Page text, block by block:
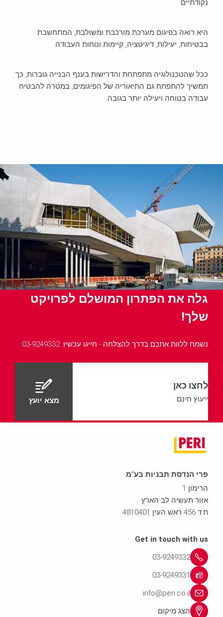
נקודתיים.
היא רואה בפיגום מערכת מורכבת ומשולבת, המתחשבת
בבטיחות, יעילות, דיגיטציה, קיימות ונוחות העבודה.
ככל שהטכנולוגיה מתפתחת והדרישות בענף הבנייה גוברות, כך
תמשיך להתפתח גם התיאוריה של הפיגומים, במטרה להבטיח
עבודה בטוחה ויעילה יותר בגובה.
גלה את הפתרון המושלם לפרויקט
שלך!
נשמח ללוות אתכם בדרך להצלחה - חייגו עכשיו: 03-9249332
לחצו כאן
ייעוץ חינם מצא יועץ
פרי הנדסת תבניות בע"מ
הרימון 1
אזור תעשיה לב הארץ
ת.ד 456 ראש העין 4810401
Get in touch with us
03-9249332
03-9249331
info@peri.co.il
הצג מיקום